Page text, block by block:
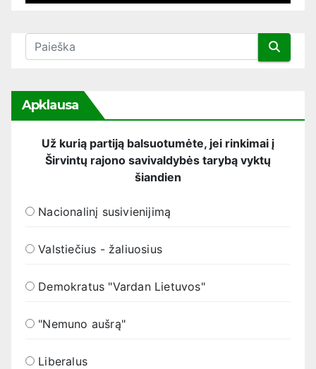
Apklausa
Už kurią partiją balsuotumėte, jei rinkimai į
Širvintų rajono savivaldybės tarybą vyktų
šiandien
Nacionalinį susivienijimą
Valstiečius - žaliuosius
Demokratus "Vardan Lietuvos"
"Nemuno aušrą"
Liberalus